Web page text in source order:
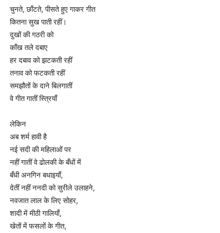
चुनते, छाँटते, पीसते हुए गाकर गीत
कितना सुख पाती रहीं।
दुखों की गठरी को
काँख तले दबाए
हर दबाव को झटकती रहीं
तनाव को फटकती रहीं
समझौतों के दाने बिलगातीं
वे गीत गातीं स्त्रियाँ
लेकिन
अब शर्म हावी है
नई सदी की महिलाओं पर
नहीं गातीं वे ढोलकी के बँधों में
बँधी अनगिन बधाइयाँ,
देतीं नहीं ननदी को सुरीले उलाहने,
नवजात लाल के लिए सोहर,
शादी में मीठी गालियाँ,
खेतों में फसलों के गीत,